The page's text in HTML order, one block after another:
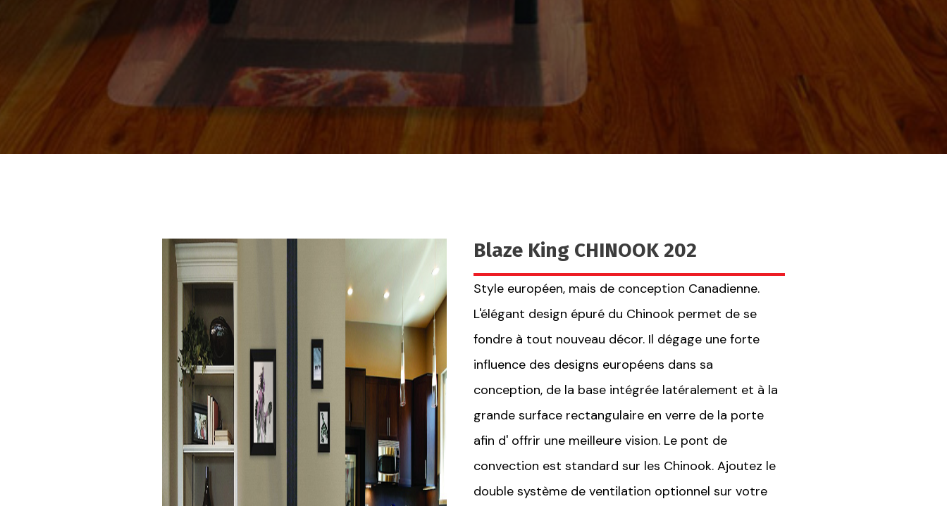
Blaze King CHINOOK 202
Style européen, mais de conception Canadienne.
L'élégant design épuré du Chinook permet de se
fondre à tout nouveau décor. Il dégage une forte
influence des designs européens dans sa
conception, de la base intégrée latéralement et à la
grande surface rectangulaire en verre de la porte
afin d' offrir une meilleure vision. Le pont de
convection est standard sur les Chinook. Ajoutez le
double système de ventilation optionnel sur votre